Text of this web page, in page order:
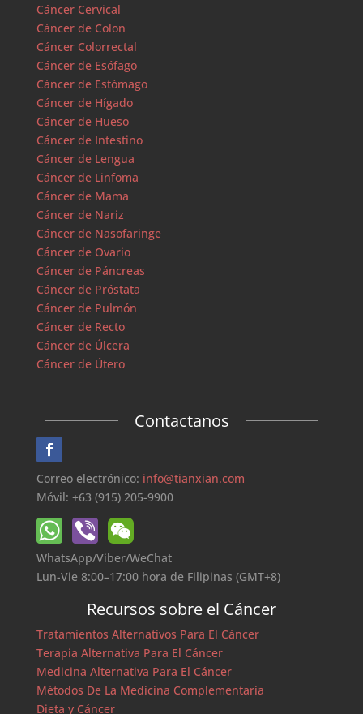
Cáncer Cervical
Cáncer de Colon
Cáncer Colorrectal
Cáncer de Esófago
Cáncer de Estómago
Cáncer de Hígado
Cáncer de Hueso
Cáncer de Intestino
Cáncer de Lengua
Cáncer de Linfoma
Cáncer de Mama
Cáncer de Nariz
Cáncer de Nasofaringe
Cáncer de Ovario
Cáncer de Páncreas
Cáncer de Próstata
Cáncer de Pulmón
Cáncer de Recto
Cáncer de Úlcera
Cáncer de Útero
Contactanos
Correo electrónico: info@tianxian.com
Móvil: +63 (915) 205-9900
WhatsApp/Viber/WeChat
Lun-Vie 8:00–17:00 hora de Filipinas (GMT+8)
Recursos sobre el Cáncer
Tratamientos Alternativos Para El Cáncer
Terapia Alternativa Para El Cáncer
Medicina Alternativa Para El Cáncer
Métodos De La Medicina Complementaria
Dieta y Cáncer